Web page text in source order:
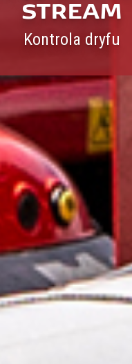
STREAM
Kontrola dryfu